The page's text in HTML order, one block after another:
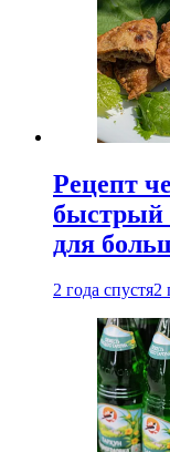
Рецепт
быстрый
для
2 года спустя2